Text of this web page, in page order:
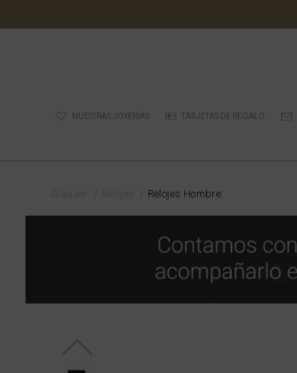
NUESTRAS JOYERÍAS TARJETAS DE REGALO
Relojes Hombre